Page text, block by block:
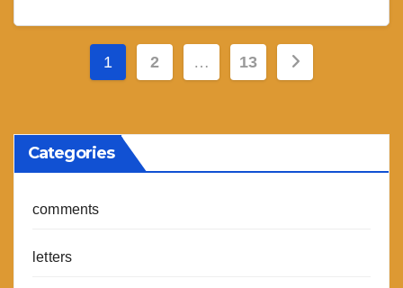
Posts
1 2 … 13
Categories
comments
letters